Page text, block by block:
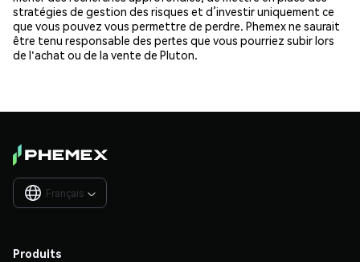
stratégies de gestion des risques et d’investir uniquement ce
que vous pouvez vous permettre de perdre. Phemex ne saurait
être tenu responsable des pertes que vous pourriez subir lors
de l'achat ou de la vente de Pluton.
Français 
Produits